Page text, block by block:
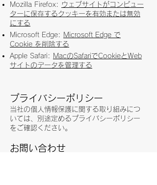
Mozilla Firefox:
ウェブサイトがコンピュー
ターに保存するクッキーを有効または無効
にする
Microsoft Edge:
Microsoft Edge で
Cookie を削除する
Apple Safari:
MacのSafariでCookieとWeb
サイトのデータを管理する
プライバシーポリシー
当社の個人情報保護に関する取り組みにつ
いては、別途定めるプライバシーポリシー
をご確認ください。
お問い合わせ